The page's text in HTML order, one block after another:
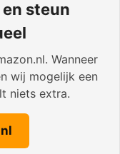
steun
Wanneer
wij mogelijk een
niets extra.